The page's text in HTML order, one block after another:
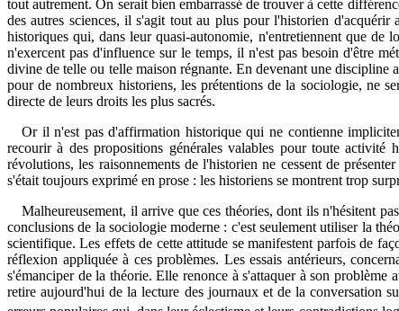
tout autrement. On serait bien embarrassé de trouver à cette
des autres sciences, il s'agit tout au plus pour l'historien
historiques qui, dans leur quasi-autonomie, n'entretiennent que de
n'exercent pas d'influence sur le temps, il n'est pas besoin d'être
divine de telle ou telle maison régnante. En devenant une discipline
pour de nombreux historiens, les prétentions de la sociologie, ne
directe de leurs droits les plus sacrés.
Or il n'est pas d'affirmation historique qui ne contienne
recourir à des propositions générales valables pour toute
révolutions, les raisonnements de l'historien ne cessent de
s'était toujours exprimé en prose : les historiens se montrent trop
Malheureusement, il arrive que ces théories, dont ils n'hésitent
conclusions de la sociologie moderne : c'est seulement utiliser la
scientifique. Les effets de cette attitude se manifestent parfois de
réflexion appliquée à ces problèmes. Les essais antérieurs,
s'émanciper de la théorie. Elle renonce à s'attaquer à son problème
retire aujourd'hui de la lecture des journaux et de la conversation